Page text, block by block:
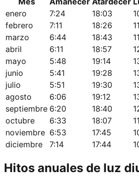
enero
7:24 18:03
febrero
7:11 18:26
marzo
6:44 18:43
abril
6:11 18:57
mayo
5:48 19:14
junio
5:41 19:28
julio
5:51 19:30
agosto
6:06 19:12
septiembre 6:20 18:40
octubre
6:33 18:07
noviembre 6:53 17:45
diciembre
7:14 17:44
Hitos anuales de luz